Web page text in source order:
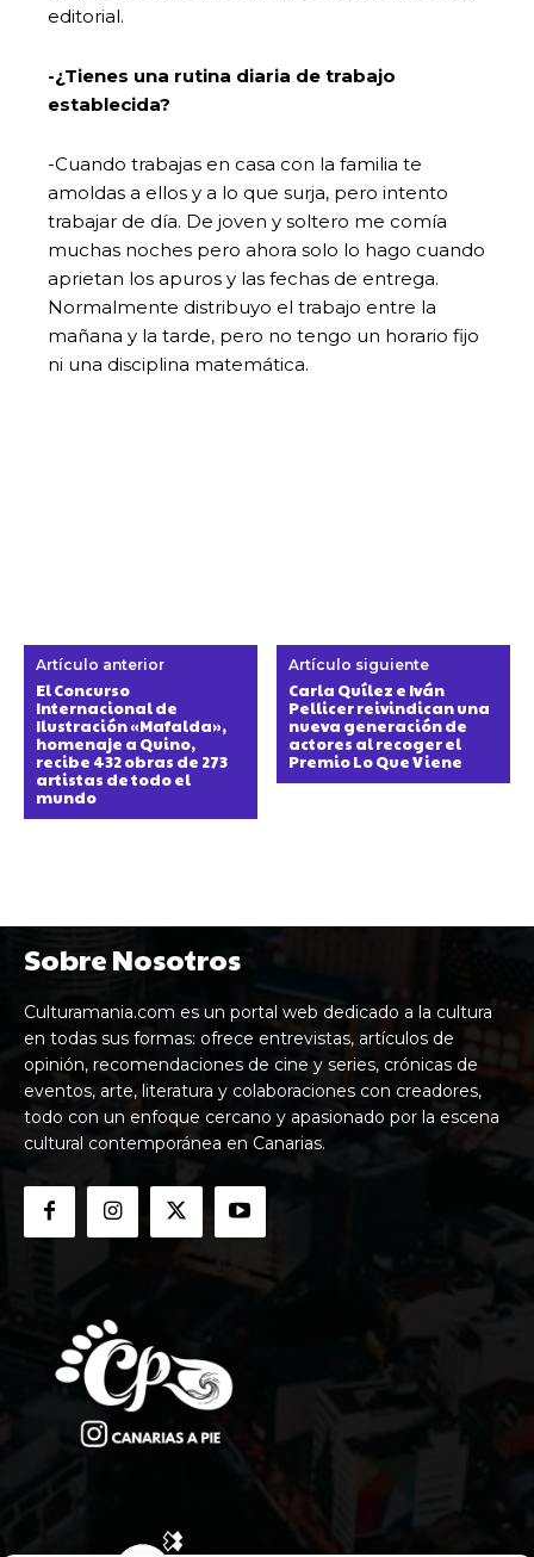
editorial.
-¿Tienes una rutina diaria de trabajo
establecida?
-Cuando trabajas en casa con la familia te
amoldas a ellos y a lo que surja, pero intento
trabajar de día. De joven y soltero me comía
muchas noches pero ahora solo lo hago cuando
aprietan los apuros y las fechas de entrega.
Normalmente distribuyo el trabajo entre la
mañana y la tarde, pero no tengo un horario fijo
ni una disciplina matemática.
Artículo anterior
El Concurso
Internacional de
Ilustración «Mafalda»,
homenaje a Quino,
recibe 432 obras de 273
artistas de todo el
mundo
Artículo siguiente
Carla Quílez e Iván
Pellicer reivindican una
nueva generación de
actores al recoger el
Premio Lo Que Viene
Sobre Nosotros
Culturamania.com es un portal web dedicado a la cultura
en todas sus formas: ofrece entrevistas, artículos de
opinión, recomendaciones de cine y series, crónicas de
eventos, arte, literatura y colaboraciones con creadores,
todo con un enfoque cercano y apasionado por la escena
cultural contemporánea en Canarias.